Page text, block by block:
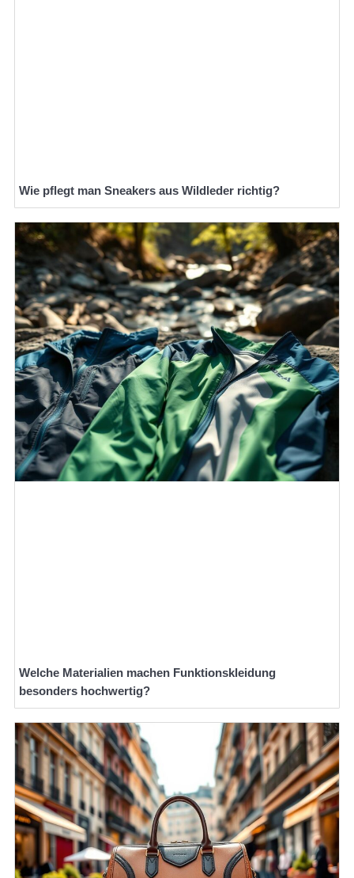
Wie pflegt man Sneakers aus Wildleder richtig?
Welche Materialien machen Funktionskleidung
besonders hochwertig?